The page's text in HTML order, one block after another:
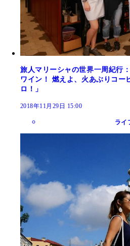
旅人マリーシャの世界一周紀行
ワイン！ 燃えよ、火あぶりコー
ロ！」
2018年11月29日 15:00
ライ